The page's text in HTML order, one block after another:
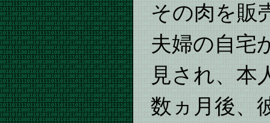
その肉を販
夫婦の自宅
見され、本
数ヵ月後、